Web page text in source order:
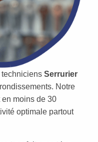
Serrurier
Notre
moins de 30
optimale partout